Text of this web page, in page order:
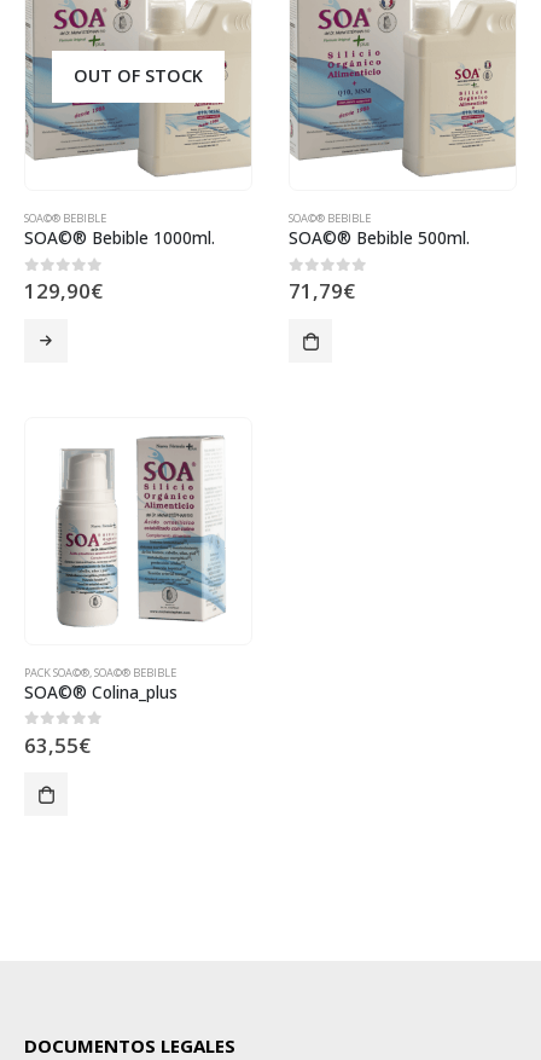
OUT OF STOCK
SOA©® BEBIBLE
SOA©® Bebible 1000ml.
0 out of 5
129,90€
SOA©® BEBIBLE
SOA©® Bebible 500ml.
0out of 5
71,79€
PACK SOA©® SOA©® BEBIBLE
SOA©® Colina_plus
0out of 5
63,55€
DOCUMENTOS LEGALES